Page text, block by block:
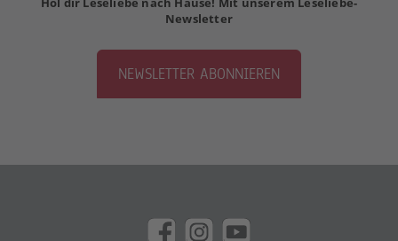
Newsletter
NEWSLETTER ABONNIEREN